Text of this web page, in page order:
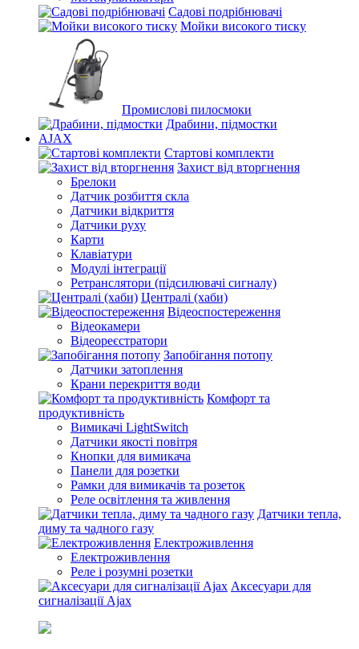
Садові подрібнювачі
Мойки високого тиску
Промислові пилосмоки
Драбини, підмостки
AJAX
Стартові комплекти
Захист від вторгнення
Брелоки
Датчик розбиття скла
Датчики відкриття
Датчики руху
Карти
Клавіатури
Модулі інтеграції
Ретранслятори (підсилювачі сигналу)
Централі (хаби)
Відеоспостереження
Відеокамери
Відеореєстратори
Запобігання потопу
Датчики затоплення
Крани перекриття води
Комфорт та
продуктивність
Вимикачі LightSwitch
Датчики якості повітря
Кнопки для вимикача
Панели для розетки
Рамки для вимикачів та розеток
Реле освітлення та живлення
Датчики тепла,
диму та чадного газу
Електроживлення
Електроживлення
Реле і розумні розетки
Аксесуари для
сигналізації Ajax